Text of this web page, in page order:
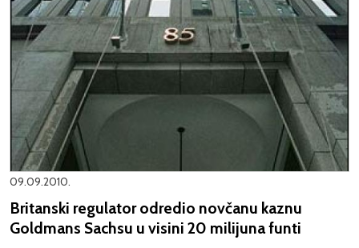
09.09.2010.
Britanski regulator odredio novčanu kaznu
Goldmans Sachsu u visini 20 milijuna funti